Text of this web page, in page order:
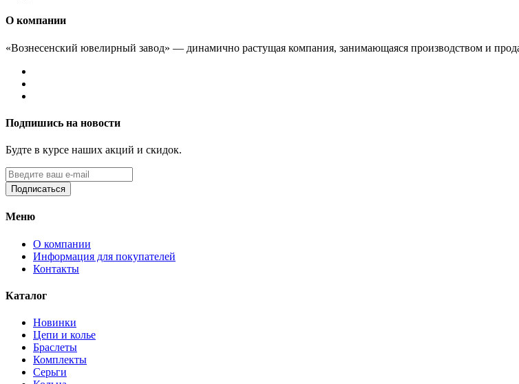
О компании
«Вознесенский ювелирный завод» — динамично растущая компания, занимающаяся производством и
Подпишись на новости
Будте в курсе наших акций и скидок.
Подписаться
Меню
О компании
Информация для покупателей
Контакты
Каталог
Новинки
Цепи и колье
Браслеты
Комплекты
Серьги